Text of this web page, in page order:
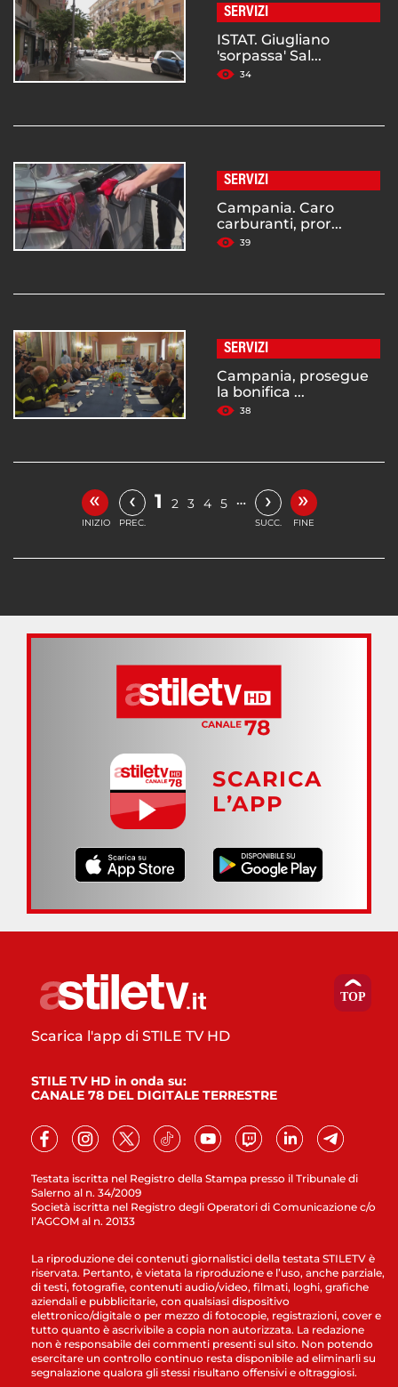
SERVIZI
ISTAT. Giugliano
'sorpassa' Sal...
34
SERVIZI
Campania. Caro
carburanti, pror...
39
SERVIZI
Campania, prosegue
la bonifica ...
38
«
INIZIO
‹
PREC.
1 2 3 4 5 … ›
SUCC.
»
FINE
SCARICA
L’APP
Testata iscritta nel Registro della Stampa presso il Tribunale di
Salerno al n. 34/2009
Società iscritta nel Registro degli Operatori di Comunicazione c/o
l’AGCOM al n. 20133
Scarica l'app di STILE TV HD
STILE TV HD in onda su:
CANALE 78 DEL DIGITALE TERRESTRE
La riproduzione dei contenuti giornalistici della testata STILETV è
riservata. Pertanto, è vietata la riproduzione e l’uso, anche parziale,
di testi, fotografie, contenuti audio/video, filmati, loghi, grafiche
aziendali e pubblicitarie, con qualsiasi dispositivo
elettronico/digitale o per mezzo di fotocopie, registrazioni, cover e
tutto quanto è ascrivibile a copia non autorizzata. La redazione
non è responsabile dei commenti presenti sul sito. Non potendo
esercitare un controllo continuo resta disponibile ad eliminarli su
segnalazione qualora gli stessi risultano offensivi e oltraggiosi.